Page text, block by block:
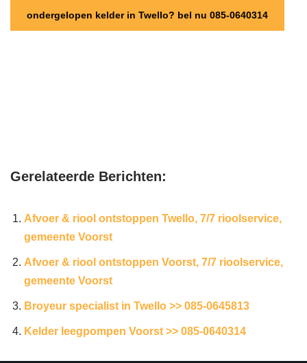
ondergelopen kelder in Twello? bel nu 085-0640314
Gerelateerde Berichten:
Afvoer & riool ontstoppen Twello, 7/7 rioolservice,
gemeente Voorst
Afvoer & riool ontstoppen Voorst, 7/7 rioolservice,
gemeente Voorst
Broyeur specialist in Twello >> 085-0645813
Kelder leegpompen Voorst >> 085-0640314